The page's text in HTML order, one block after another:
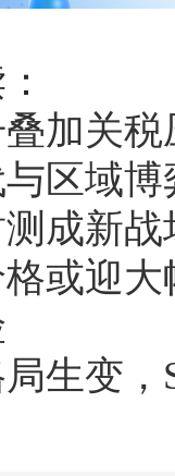
加关
区域
成新
或迎
生变